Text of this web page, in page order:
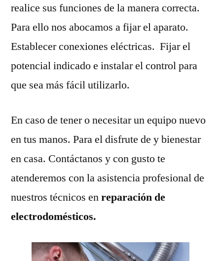
realice sus funciones de la manera correcta.
Para ello nos abocamos a fijar el aparato.
Establecer conexiones eléctricas. Fijar el
potencial indicado e instalar el control para
que sea más fácil utilizarlo.
En caso de tener o necesitar un equipo nuevo
en tus manos. Para el disfrute de y bienestar
en casa. Contáctanos y con gusto te
atenderemos con la asistencia profesional de
nuestros técnicos enreparación de
electrodomésticos.